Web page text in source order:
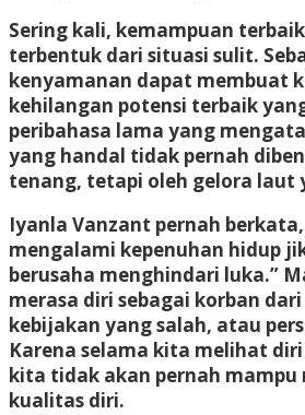
Sering kali, kemampuan
terbentuk dari situasi sulit.
kenyamanan dapat membuat
kehilangan potensi terbaik
peribahasa lama yang
yang handal tidak pernah
tenang, tetapi oleh gelora laut
Iyanla Vanzant pernah
mengalami kepenuhan hidup
berusaha menghindari luka.”
merasa diri sebagai korban
kebijakan yang salah, atau
Karena selama kita melihat
kita tidak akan pernah
kualitas diri.